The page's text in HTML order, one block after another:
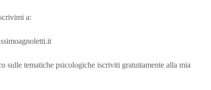
a:
sulle tematiche psicologiche iscriviti gratuitamente alla mia